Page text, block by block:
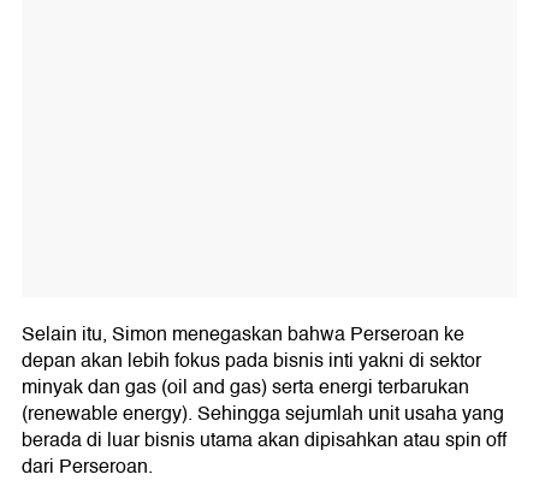
Selain itu, Simon menegaskan bahwa Perseroan ke
depan akan lebih fokus pada bisnis inti yakni di sektor
minyak dan gas (oil and gas) serta energi terbarukan
(renewable energy). Sehingga sejumlah unit usaha yang
berada di luar bisnis utama akan dipisahkan atau spin off
dari Perseroan.